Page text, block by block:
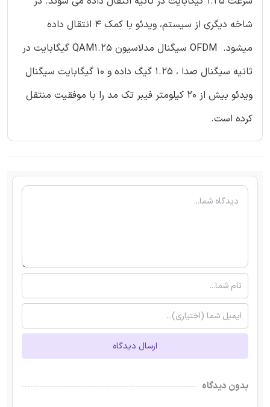
شاخه دیگری از سیستم، ویدئو با کمک 4 انتقال داده
میشود. OFDM سیگنال مدلاسیون QAM1.25 گیگابایت در
ثانیه سیگنال صدا ، 1.25 گیگ داده و 10 گیگابایت سیگنال
ویدئو بیش از 20 کیلومتر فیبر تک مد را با موفقیت منتقل
کرده است.
ارسال دیدگاه
بدون دیدگاه